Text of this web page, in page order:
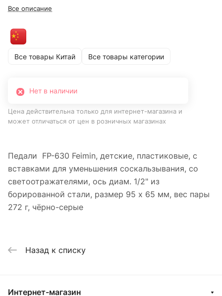
Все описание
Все товары Китай Все товары категории
Нет в наличии
Цена действительна только для интернет-магазина и
может отличаться от цен в розничных магазинах
Педали FP-630 Feimin, детские, пластиковые, с
вставками для уменьшения соскальзывания, со
светоотражателями, ось диам. 1/2" из
борированной стали, размер 95 х 65 мм, вес пары
272 г, чёрно-серые
Назад к списку
Интернет-магазин